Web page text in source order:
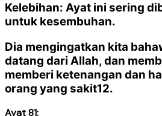
Kelebihan: Ayat ini sering
untuk kesembuhan.
Dia mengingatkan kita
datang dari Allah, dan
memberi ketenangan dan
orang yang sakit12.
Ayat 81: